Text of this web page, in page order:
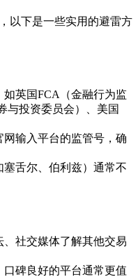
以下是一些实用的避雷方
如英国FCA（金融行为监
与投资委员会）、美国
网输入平台的监管号，确
塞舌尔、伯利兹）通常不
、社交媒体了解其他交易
口碑良好的平台通常更值